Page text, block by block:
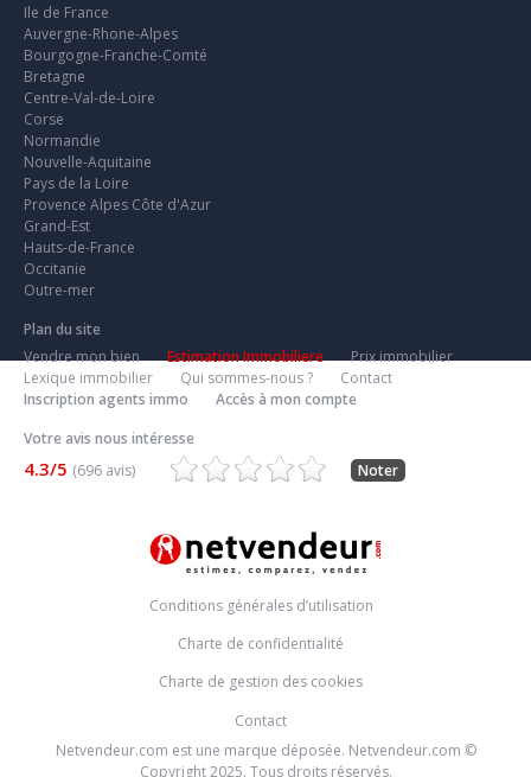
Ile de France
Auvergne-Rhone-Alpes
Bourgogne-Franche-Comté
Bretagne
Centre-Val-de-Loire
Corse
Normandie
Nouvelle-Aquitaine
Pays de la Loire
Provence Alpes Côte d'Azur
Grand-Est
Hauts-de-France
Occitanie
Outre-mer
Plan du site
Vendre mon bien
Estimation Immobiliere
Prix immobilier
Lexique immobilier
Qui sommes-nous ?
Contact
Inscription agents immo
Accès à mon compte
Votre avis nous intéresse
4.3/5 (696 avis) Noter
Conditions générales d’utilisation
Charte de confidentialité
Charte de gestion des cookies
Contact
Netvendeur.com est une marque déposée. Netvendeur.com ©
Copyright 2025. Tous droits réservés.